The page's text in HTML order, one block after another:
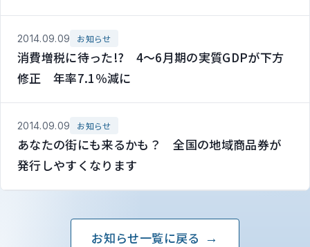
2014.09.09 お知らせ
消費増税に待った!? 4～6月期の実質GDPが下方
修正 年率7.1％減に
2014.09.09 お知らせ
あなたの街にも来るかも？ 全国の地域商品券が
発行しやすくなります
お知らせ一覧に戻る